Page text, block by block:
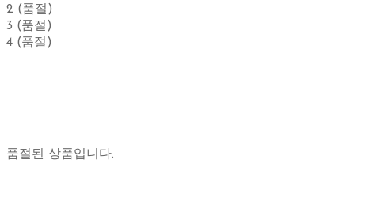
2 (품절)
3 (품절)
4 (품절)
품절된 상품입니다.